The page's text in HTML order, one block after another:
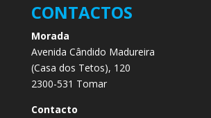
CONTACTOS
Morada
Avenida Cândido Madureira
(Casa dos Tetos), 120
2300-531 Tomar
Contacto